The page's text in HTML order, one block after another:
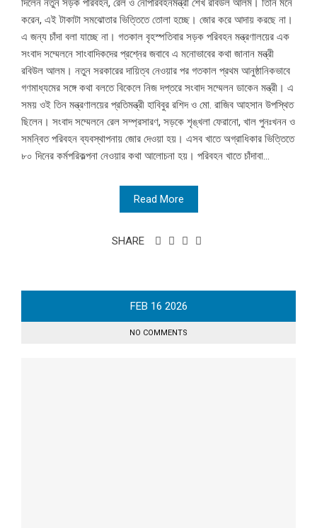
দিলেন নতুন সড়ক পরিবহন, রেল ও নৌপরিবহনমন্ত্রী শেখ রবিউল আলম। তিনি মনে
করেন, এই টাকাটা সমঝোতার ভিত্তিতে তোলা হচ্ছে। জোর করে আদায় করছে না।
এ জন্য চাঁদা বলা যাচ্ছে না। গতকাল বৃহস্পতিবার সড়ক পরিবহন মন্ত্রণালয়ের এক
সংবাদ সম্মেলনে সাংবাদিকদের প্রশ্নের জবাবে এ মনোভাবের কথা জানান মন্ত্রী
রবিউল আলম। নতুন সরকারের দায়িত্ব নেওয়ার পর গতকাল প্রথম আনুষ্ঠানিকভাবে
গণমাধ্যমের সঙ্গে কথা বলতে বিকেলে নিজ দপ্তরে সংবাদ সম্মেলন ডাকেন মন্ত্রী। এ
সময় ওই তিন মন্ত্রণালয়ের প্রতিমন্ত্রী হাবিবুর রশিদ ও মো. রাজিব আহসান উপস্থিত
ছিলেন। সংবাদ সম্মেলনে রেল সম্প্রসারণ, সড়কে শৃঙ্খলা ফেরানো, খাল পুনঃখনন ও
সমন্বিত পরিবহন ব্যবস্থাপনায় জোর দেওয়া হয়। এসব খাতে অগ্রাধিকার ভিত্তিতে
৮০ দিনের কর্মপরিকল্পনা নেওয়ার কথা আলোচনা হয়। পরিবহন খাতে চাঁদাবা...
Read More
SHARE
FEB 16 2026
NO COMMENTS